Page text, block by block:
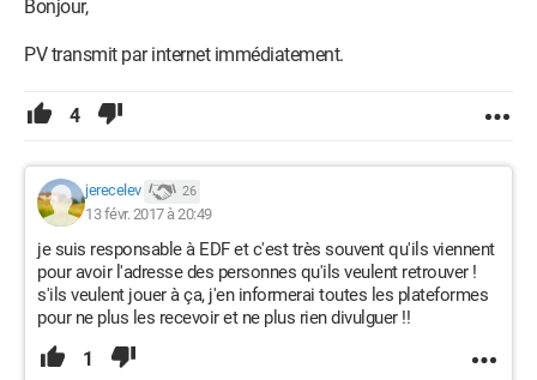
Bonjour,
PV transmit par internet immédiatement.
4
jerecelev 26
13 févr. 2017 à 20:49
je suis responsable à EDF et c'est très souvent qu'ils viennent
pour avoir l'adresse des personnes qu'ils veulent retrouver !
s'ils veulent jouer à ça, j'en informerai toutes les plateformes
pour ne plus les recevoir et ne plus rien divulguer !!
1